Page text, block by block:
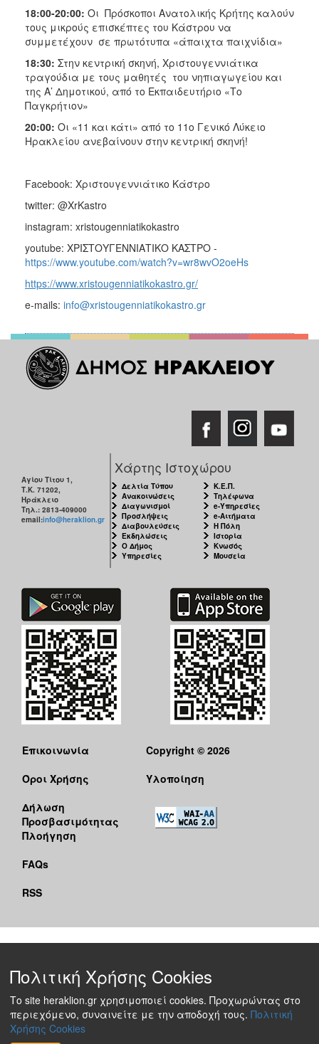
18:00-20:00: Οι Πρόσκοποι Ανατολικής Κρήτης καλούν
τους μικρούς επισκέπτες του Κάστρου να
συμμετέχουν σε πρωτότυπα «άπαιχτα παιχνίδια»
18:30: Στην κεντρική σκηνή, Χριστουγεννιάτικα
τραγούδια με τους μαθητές του νηπιαγωγείου και
της Α’ Δημοτικού, από το Εκπαιδευτήριο «Το
Παγκρήτιον»
20:00: Οι «11 και κάτι» από το 11ο Γενικό Λύκειο
Ηρακλείου ανεβαίνουν στην κεντρική σκηνή!
Facebook: Χριστουγεννιάτικο Κάστρο
twitter: @XrKastro
instagram: xristougenniatikokastro
youtube: ΧΡΙΣΤΟΥΓΕΝΝΙΑΤΙΚΟ ΚΑΣΤΡΟ -
https://www.youtube.com/watch?v=wr8wvO2oeHs
https://www.xristougenniatikokastro.gr/
e-mails: info@xristougenniatikokastro.gr
Αγίου Τίτου 1,
Τ.Κ. 71202,
Ηράκλειο
Τηλ.: 2813-409000
email:info@heraklion.gr
Χάρτης Ιστοχώρου
Δελτία Τύπου
Ανακοινώσεις
Διαγωνισμοί
Προσλήψεις
Διαβουλεύσεις
Εκδηλώσεις
Ο Δήμος
Υπηρεσίες
Κ.Ε.Π.
Τηλέφωνα
e-Υπηρεσίες
e-Αιτήματα
Η Πόλη
Ιστορία
Κνωσός
Μουσεία
Επικοινωνία
Όροι Χρήσης
Δήλωση
Προσβασιμότητας
Πλοήγηση
FAQs
RSS
Copyright © 2026
Υλοποίηση
Πολιτική Χρήσης Cookies
Το site heraklion.gr χρησιμοποιεί cookies. Προχωρώντας στο
περιεχόμενο, συναινείτε με την αποδοχή τους. Πολιτική
Χρήσης Cookies